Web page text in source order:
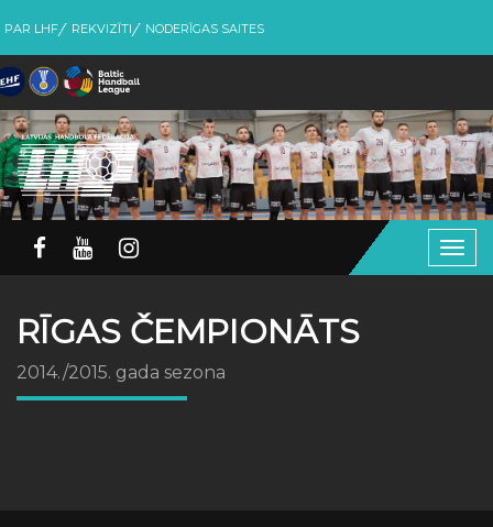
PAR LHF REKVIZĪTI NODERĪGAS SAITES
RĪGAS ČEMPIONĀTS
2014./2015. gada sezona